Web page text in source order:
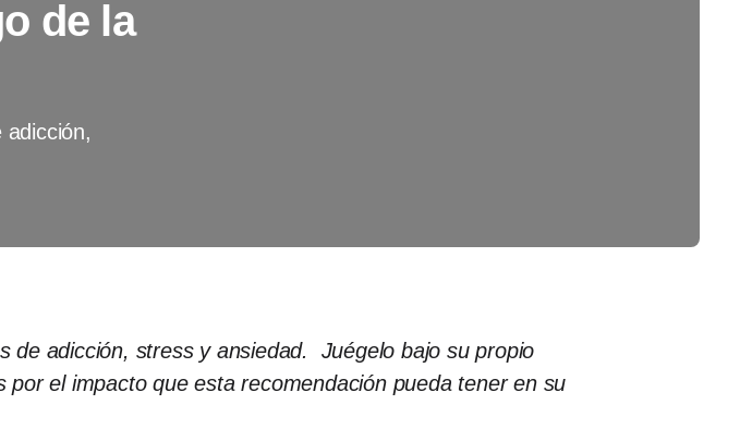
de la
adicción,
de adicción, stress y ansiedad. Juégelo bajo su propio
el impacto que esta recomendación pueda tener en su